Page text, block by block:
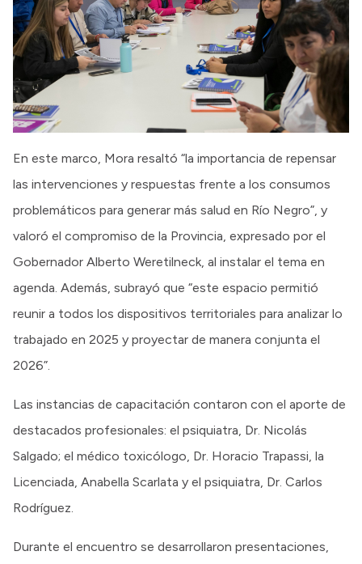
En este marco, Mora resaltó “la importancia de repensar
las intervenciones y respuestas frente a los consumos
problemáticos para generar más salud en Río Negro”, y
valoró el compromiso de la Provincia, expresado por el
Gobernador Alberto Weretilneck, al instalar el tema en
agenda. Además, subrayó que “este espacio permitió
reunir a todos los dispositivos territoriales para analizar lo
trabajado en 2025 y proyectar de manera conjunta el
2026”.
Las instancias de capacitación contaron con el aporte de
destacados profesionales: el psiquiatra, Dr. Nicolás
Salgado; el médico toxicólogo, Dr. Horacio Trapassi, la
Licenciada, Anabella Scarlata y el psiquiatra, Dr. Carlos
Rodríguez.
Durante el encuentro se desarrollaron presentaciones,